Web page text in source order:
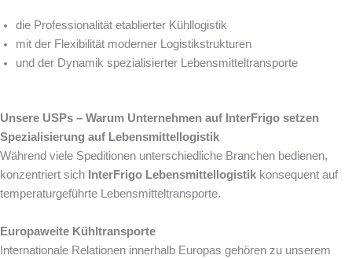
die Professionalität etablierter Kühllogistik
mit der Flexibilität moderner Logistikstrukturen
und der Dynamik spezialisierter Lebensmitteltransporte
Unsere USPs – Warum Unternehmen auf InterFrigo setzen
Spezialisierung auf Lebensmittellogistik
Während viele Speditionen unterschiedliche Branchen bedienen,
konzentriert sich InterFrigo Lebensmittellogistik konsequent auf
temperaturgeführte Lebensmitteltransporte.
Europaweite Kühltransporte
Internationale Relationen innerhalb Europas gehören zu unserem